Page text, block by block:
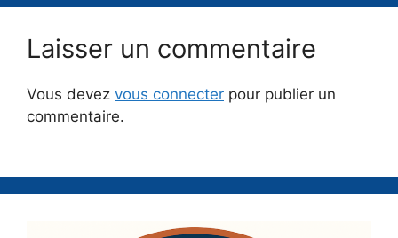
Laisser un commentaire
Vous devez vous connecter pour publier un
commentaire.